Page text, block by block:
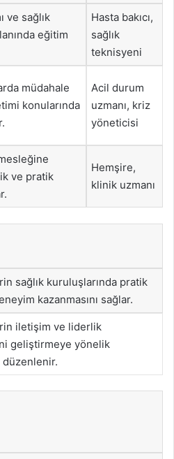
ve sağlık
eğitim
Hasta bakıcı,
sağlık
teknisyeni
müdahale
konularında
Acil durum
uzmanı, kriz
yöneticisi
ve pratik
Hemşire,
klinik uzmanı
sağlık kuruluşlarında pratik
kazanmasını sağlar.
iletişim ve liderlik
geliştirmeye yönelik